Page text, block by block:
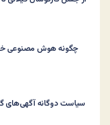
چگونه هوش مصنوعی
سیاست دوگانه آگهی‌های